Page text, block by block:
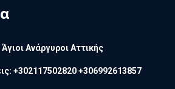
Ανάργυροι Αττικής
+302117502820 +306992613857